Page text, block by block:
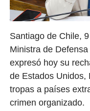
Santiago de Chile,
Ministra de
expresó hoy su
de Estados Unidos,
tropas a países
crimen organizado.